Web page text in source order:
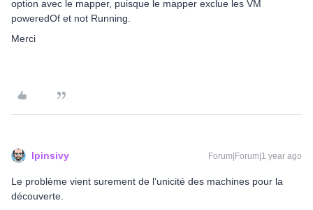
option avec le mapper, puisque le mapper exclue les VM
poweredOf et not Running.
Merci
lpinsivy Forum|Forum|1 year ago
Le problème vient surement de l’unicité des machines pour la
découverte.